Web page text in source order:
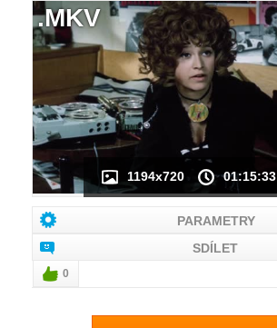
NÁHLED VIDEA
NENÍ K DISPOZICI
1194x720 01:15:33
.MKV
PARAMETRY
SDÍLET
0